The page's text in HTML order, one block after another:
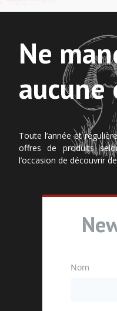
Ne
Toute l’année et
offres de produits
l’occasion de découvrir
Nom